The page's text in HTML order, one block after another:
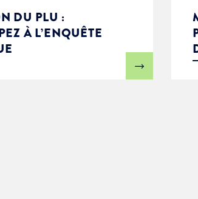
DU PLU :
À L’ENQUÊTE